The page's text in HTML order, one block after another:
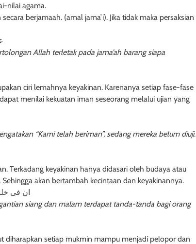
nilai agama.
berjamaah. (amal jama’i). Jika tidak maka persaksian
Allah terletak pada jama’ah barang siapa
ciri lemahnya keyakinan. Karenanya setiap fase-fase
menilai kekuatan iman seseorang melalui ujian yang
“Kami telah beriman”, sedang mereka belum diuji.
Terkadang keyakinan hanya didasari oleh budaya atau
akan bertambah kecintaan dan keyakinannya.
ان فى
siang dan malam terdapat tanda-tanda bagi orang
diharapkan setiap mukmin mampu menjadi pelopor dan